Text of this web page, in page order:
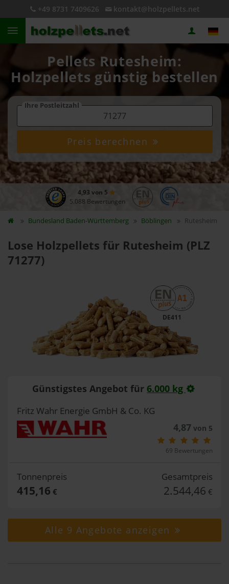
+49 8731 7409626 kontakt@holzpellets.net
Pellets Rutesheim:
Holzpellets günstig bestellen
Ihre Postleitzahl
Preis berechnen
4,93 von 5
5.088 Bewertungen
Bundesland Baden-Württemberg Böblingen Rutesheim
Lose Holzpellets für Rutesheim (PLZ
71277)
DE411
Günstigstes Angebot für 6.000 kg
Fritz Wahr Energie GmbH & Co. KG
4,87von 5
69 Bewertungen
Tonnenpreis
415,16 €
Gesamtpreis
2.544,46 €
Alle 9 Angebote anzeigen